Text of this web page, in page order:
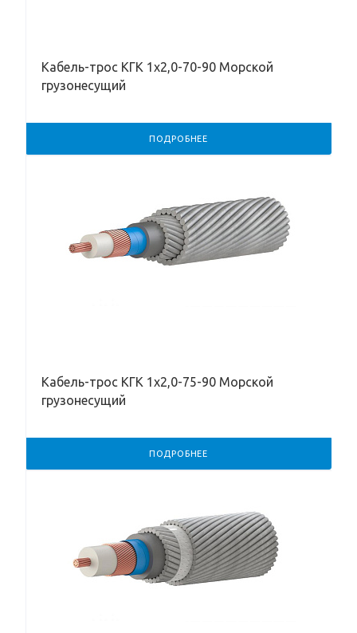
Кабель-трос КГК 1х2,0-70-90 Морской
грузонесущий
ПОДРОБНЕЕ
Кабель-трос КГК 1х2,0-75-90 Морской
грузонесущий
ПОДРОБНЕЕ